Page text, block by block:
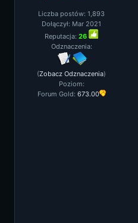
Liczba postów: 1,893
Dołączył: Mar 2021
Reputacja: 26
Odznaczenia:
(Zobacz Odznaczenia)
Poziom:
Forum Gold: 673.00